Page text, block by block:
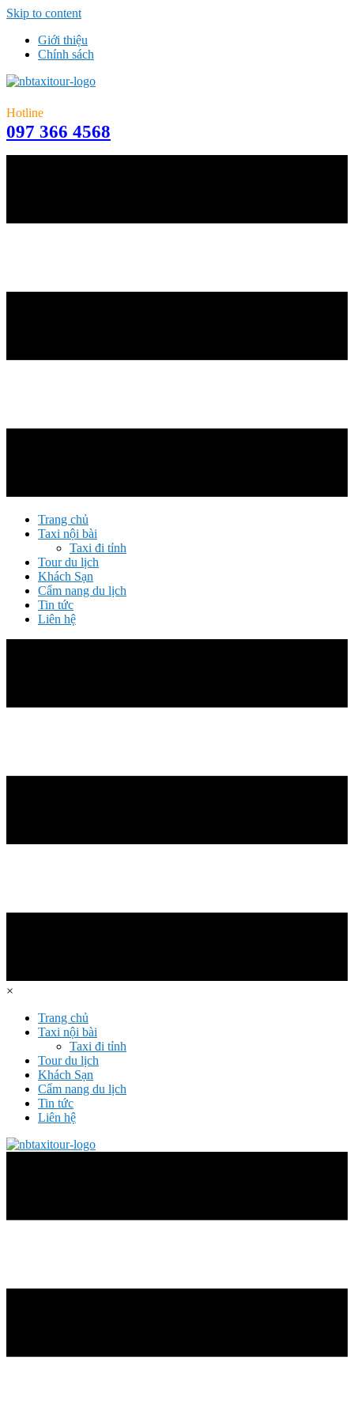
Skip to content
Giới thiệu
Chính sách
Hotline
097 366 4568
Trang chủ
Taxi nội bài
Taxi đi tỉnh
Tour du lịch
Khách Sạn
Cẩm nang du lịch
Tin tức
Liên hệ
×
Trang chủ
Taxi nội bài
Taxi đi tỉnh
Tour du lịch
Khách Sạn
Cẩm nang du lịch
Tin tức
Liên hệ